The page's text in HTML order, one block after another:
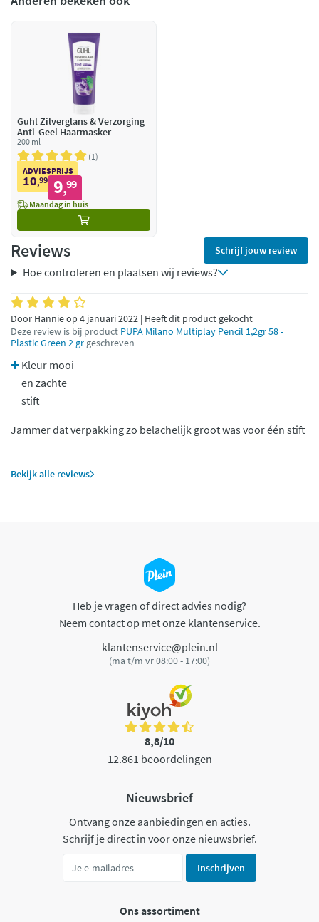
Guhl Zilverglans & Verzorging
Anti-Geel Haarmasker
200 ml
1
ADVIESPRIJS
10,99 9,99
Maandag in huis
Reviews Schrijf jouw review
Hoe controleren en plaatsen wij reviews?
Door Hannie op 4 januari 2022 | Heeft dit product gekocht
Deze review is bij product PUPA Milano Multiplay Pencil 1,2gr 58 -
Plastic Green 2 gr geschreven
Kleur mooi
en zachte
stift
Jammer dat verpakking zo belachelijk groot was voor één stift
Bekijk alle reviews
Heb je vragen of direct advies nodig?
Neem contact op met onze klantenservice.
klantenservice@plein.nl
(ma t/m vr 08:00 - 17:00)
8,8/10
12.861 beoordelingen
Nieuwsbrief
Ontvang onze aanbiedingen en acties.
Schrijf je direct in voor onze nieuwsbrief.
Inschrijven
Ons assortiment